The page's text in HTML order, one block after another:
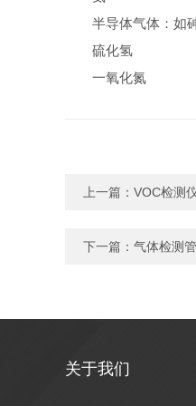
半导体气体：如
硫化氢
一氧化氮
上一篇： VOC检测
下一篇： 气体检测
关于我们